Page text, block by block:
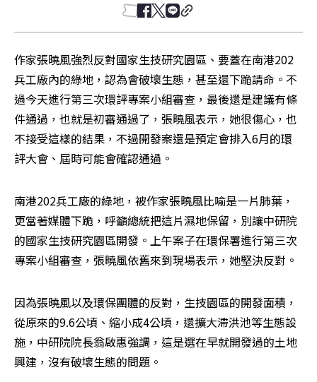
作家張曉風強烈反對國家生技研究園區、要蓋在南港202
兵工廠內的綠地，認為會破壞生態，甚至還下跪請命。不
過今天進行第三次環評專案小組審查，最後還是建議有條
件通過，也就是初審通過了，張曉風表示，她很傷心，也
不接受這樣的結果，不過開發案還是預定會排入6月的環
評大會、屆時可能會確認通過。
南港202兵工廠的綠地，被作家張曉風比喻是一片肺葉，
更當著媒體下跪，呼籲總統把這片濕地保留，別讓中研院
的國家生技研究園區開發。上午案子在環保署進行第三次
專案小組審查，張曉風依舊來到現場表示，她堅決反對。
因為張曉風以及環保團體的反對，生技園區的開發面積，
從原來的9.6公頃、縮小成4公頃，還擴大滯洪池等生態設
施，中研院院長翁啟惠強調，這是選在早就開發過的土地
興建，沒有破壞生態的問題。